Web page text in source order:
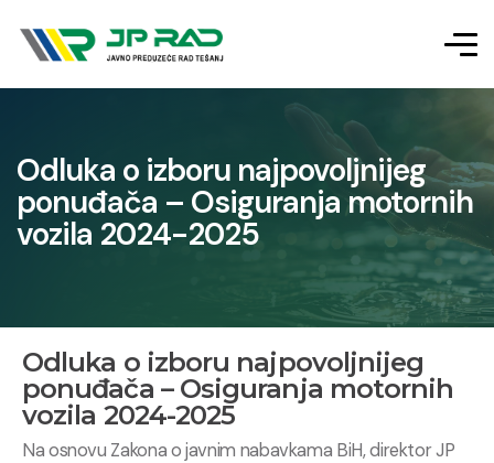
Odluka o izboru najpovoljnijeg
ponuđača – Osiguranja motornih
vozila 2024-2025
Odluka o izboru najpovoljnijeg
ponuđača – Osiguranja motornih
vozila 2024-2025
Na osnovu Zakona o javnim nabavkama BiH, direktor JP